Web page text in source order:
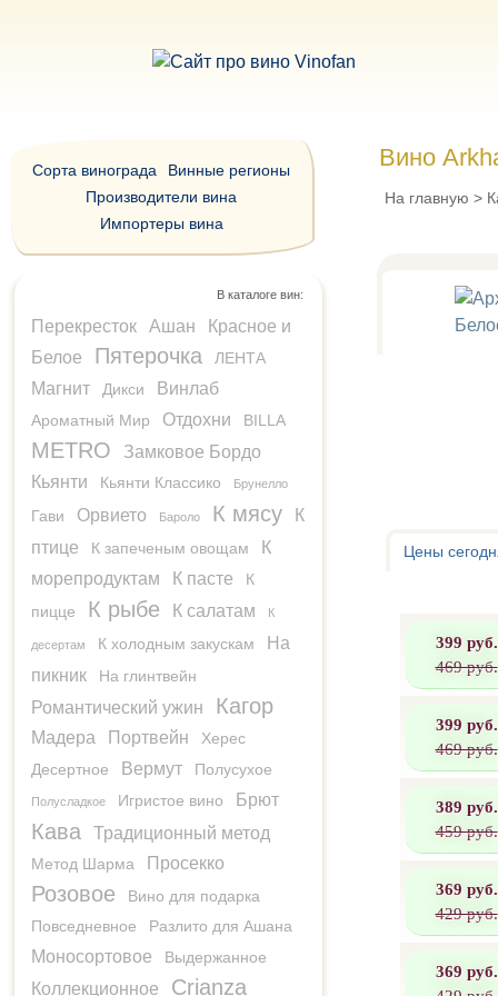
Вино
На главную >
Цены
399 руб.
469 руб.
399 руб.
469 руб.
389 руб.
459 руб.
369 руб.
429 руб.
369 руб.
Сорта винограда
Винные регионы
Производители вина
Импортеры вина
В каталоге вин:
Перекресток Ашан
Красное и
Белое
Пятерочка ЛЕНТА
Магнит Дикси Винлаб
Ароматный Мир Отдохни BILLA
METRO
Замковое Бордо
Кьянти
Кьянти Классико Брунелло
Гави Орвието Бароло К мясу
К
птице
К запеченым овощам
К
морепродуктам
К пасте
К
пицце
К рыбе К салатам К
десертам К холодным закускам
На
пикник
На глинтвейн
Романтический ужин Кагор
Мадера Портвейн
Херес
Десертное
Вермут Полусухое
Полусладкое Игристое вино Брют
Кава Традиционный метод
Метод Шарма Просекко
Розовое
Вино для подарка
Повседневное
Разлито для Ашана
Моносортовое Выдержанное
Коллекционное Crianza